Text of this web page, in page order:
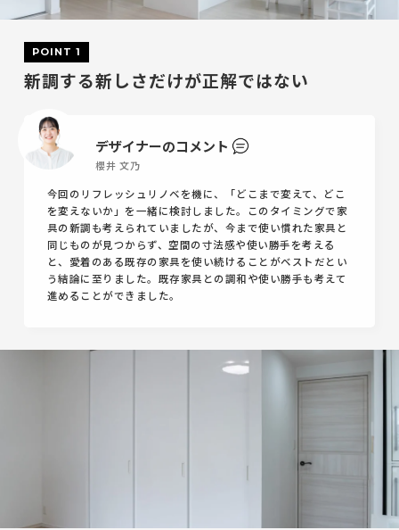
POINT 1
新調する新しさだけが正解ではない
デザイナーのコメント
櫻井 文乃
今回のリフレッシュリノベを機に、「どこまで変えて、どこ
を変えないか」を一緒に検討しました。このタイミングで家
具の新調も考えられていましたが、今まで使い慣れた家具と
同じものが見つからず、空間の寸法感や使い勝手を考える
と、愛着のある既存の家具を使い続けることがベストだとい
う結論に至りました。既存家具との調和や使い勝手も考えて
進めることができました。